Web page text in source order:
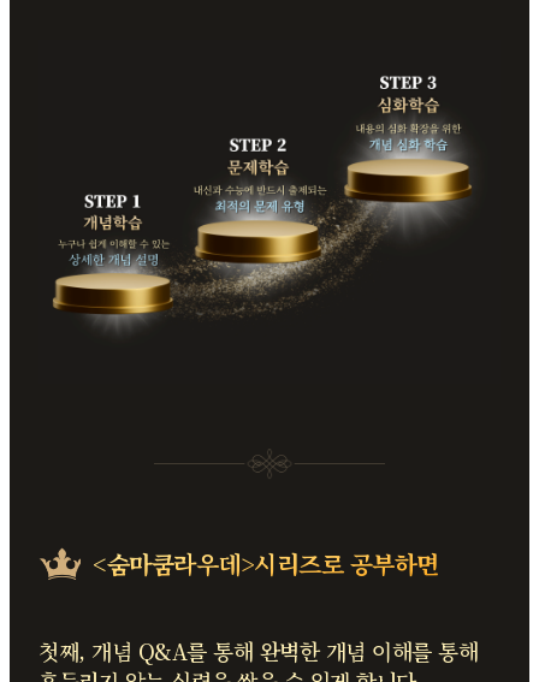
<숨마쿰라우데>시리즈로공부하면
첫째, 개념 Q&A를 통해 완벽한 개념 이해를 통해